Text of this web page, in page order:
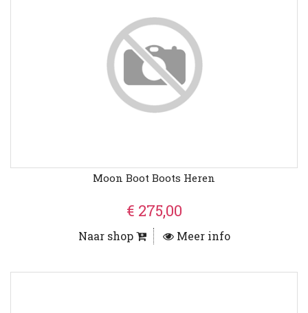
Moon Boot Boots Heren
€ 275,00
Naar shop Meer info